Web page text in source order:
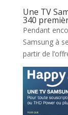
Une TV
340
Pendant
Samsung à
partir de